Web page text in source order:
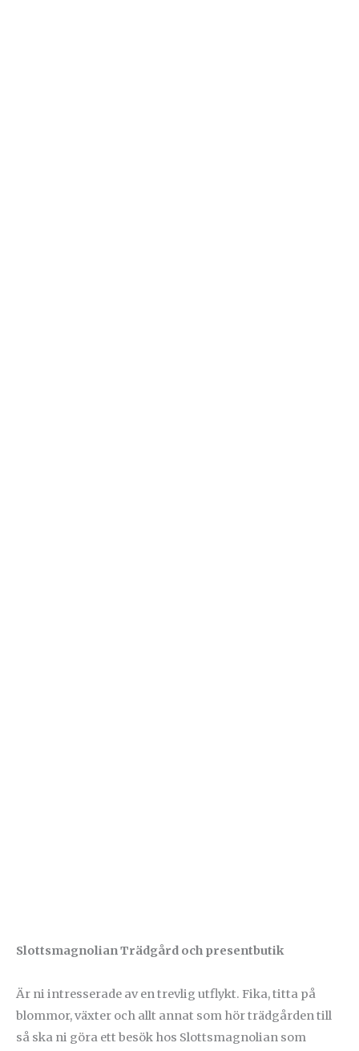
Slottsmagnolian Trädgård och presentbutik
Är ni intresserade av en trevlig utflykt. Fika, titta på
blommor, växter och allt annat som hör trädgården till
så ska ni göra ett besök hos Slottsmagnolian som